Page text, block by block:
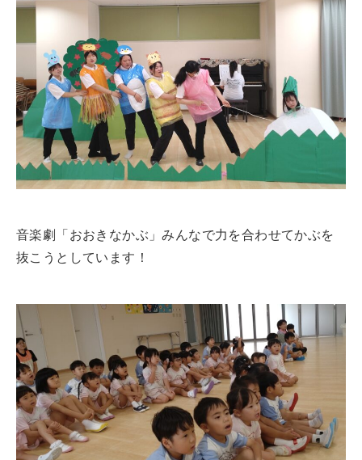
音楽劇「おおきなかぶ」みんなで力を合わせてかぶを
抜こうとしています！